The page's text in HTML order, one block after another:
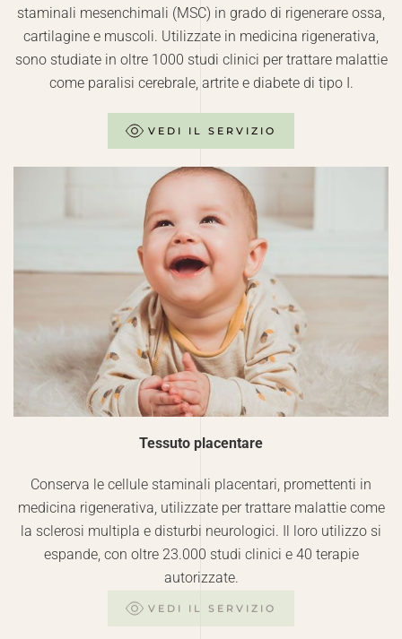
staminali mesenchimali (MSC) in grado di rigenerare ossa,
cartilagine e muscoli. Utilizzate in medicina rigenerativa,
sono studiate in oltre 1000 studi clinici per trattare malattie
come paralisi cerebrale, artrite e diabete di tipo I.
VEDI IL SERVIZIO
Tessuto placentare
Conserva le cellule staminali placentari, promettenti in
medicina rigenerativa, utilizzate per trattare malattie come
la sclerosi multipla e disturbi neurologici. Il loro utilizzo si
espande, con oltre 23.000 studi clinici e 40 terapie
autorizzate.